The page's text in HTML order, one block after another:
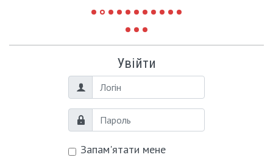
Увійти
Логін
Пароль
Запам'ятати мене